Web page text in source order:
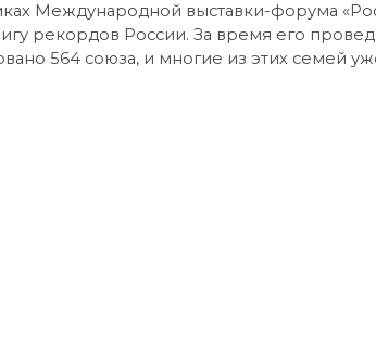
Международной выставки-форума
рекордов России. За время его
564 союза, и многие из этих семей